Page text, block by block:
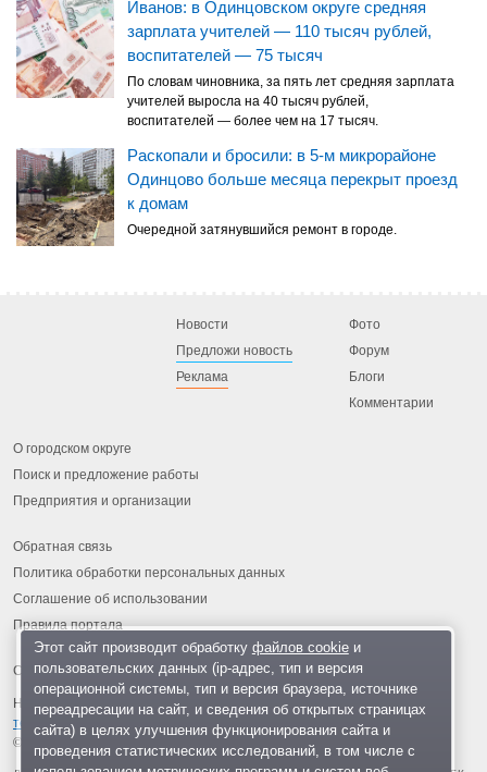
Иванов: в Одинцовском округе средняя
зарплата учителей — 110 тысяч рублей,
воспитателей — 75 тысяч
По словам чиновника, за пять лет средняя зарплата
учителей выросла на 40 тысяч рублей,
воспитателей — более чем на 17 тысяч.
Раскопали и бросили: в 5-м микрорайоне
Одинцово больше месяца перекрыт проезд
к домам
Очередной затянувшийся ремонт в городе.
Новости
Предложи новость
Реклама
Фото
Форум
Блоги
Комментарии
О городском округе
Поиск и предложение работы
Предприятия и организации
Обратная связь
Политика обработки персональных данных
Соглашение об использовании
Правила портала
На информационном ресурсе применяются рекомендательные
технологии
© 2013-2026 «ОИНФО»,
сделано в Одинцово
Этот сайт производит обработку файлов cookieи
пользовательских данных (ip-адрес, тип и версия
операционной системы, тип и версия браузера, источнике
переадресации на сайт, и сведения об открытых страницах
сайта) в целях улучшения функционирования сайта и
проведения статистических исследований, в том числе с